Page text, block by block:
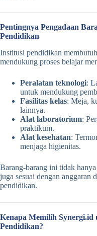
Pentingnya Pengadaan
Pendidikan
Institusi pendidikan
mendukung proses belajar
Peralatan teknologi:
untuk mendukung
Fasilitas kelas: Meja,
lainnya.
Alat laboratorium:
praktikum.
Alat kesehatan:
menjaga higienitas.
Barang-barang ini tidak
juga sesuai dengan anggaran
pendidikan.
Kenapa Memilih Synergi.id
Pendidikan?